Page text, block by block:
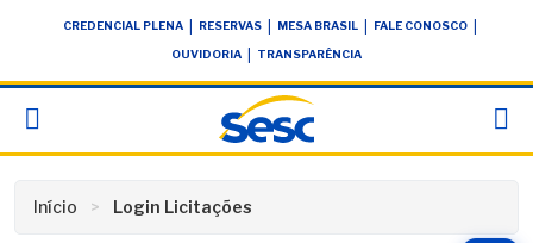
conteúdoCREDENCIAL PLENA RESERVAS MESA BRASIL FALE CONOSCO
OUVIDORIA TRANSPARÊNCIA
Início Login Licitações